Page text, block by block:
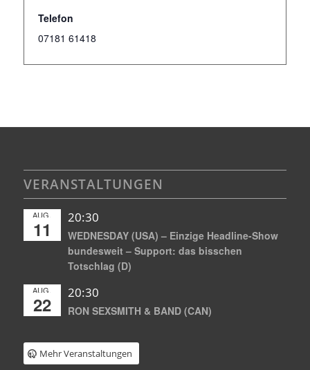
Telefon
07181 61418
VERANSTALTUNGEN
AUG.
11
20:30
WEDNESDAY (USA) – Einzige Headline-Show
bundesweit – Support: das bisschen
Totschlag (D)
AUG.
22
20:30
RON SEXSMITH & BAND (CAN)
Mehr Veranstaltungen